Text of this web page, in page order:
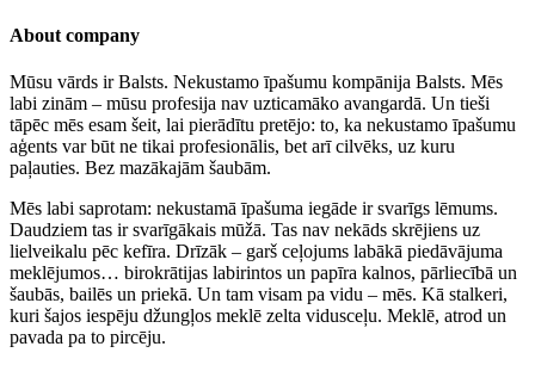
About company
Mūsu vārds ir Balsts. Nekustamo īpašumu kompānija Balsts. Mēs
labi zinām – mūsu profesija nav uzticamāko avangardā. Un tieši
tāpēc mēs esam šeit, lai pierādītu pretējo: to, ka nekustamo īpašumu
aģents var būt ne tikai profesionālis, bet arī cilvēks, uz kuru
paļauties. Bez mazākajām šaubām.
Mēs labi saprotam: nekustamā īpašuma iegāde ir svarīgs lēmums.
Daudziem tas ir svarīgākais mūžā. Tas nav nekāds skrējiens uz
lielveikalu pēc kefīra. Drīzāk – garš ceļojums labākā piedāvājuma
meklējumos… birokrātijas labirintos un papīra kalnos, pārliecībā un
šaubās, bailēs un priekā. Un tam visam pa vidu – mēs. Kā stalkeri,
kuri šajos iespēju džungļos meklē zelta vidusceļu. Meklē, atrod un
pavada pa to pircēju.